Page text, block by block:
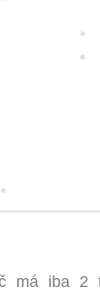
má iba 2